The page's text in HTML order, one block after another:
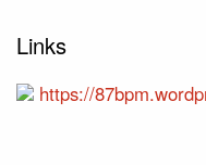
Links
https://